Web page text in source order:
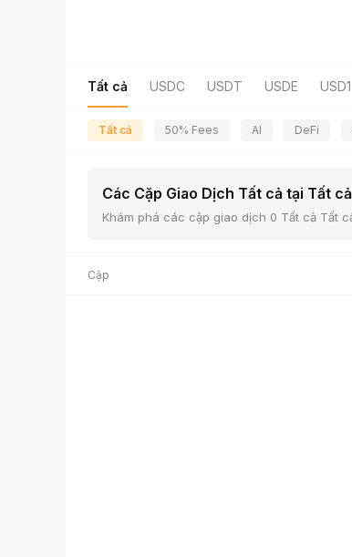
Tất cả USDC USDT USDE USD1
Tất cả 50% Fees AI DeFi
Các Cặp Giao Dịch Tất cả tại Tất
Khám phá các cặp giao dịch 0 Tất cả Tất
Cặp